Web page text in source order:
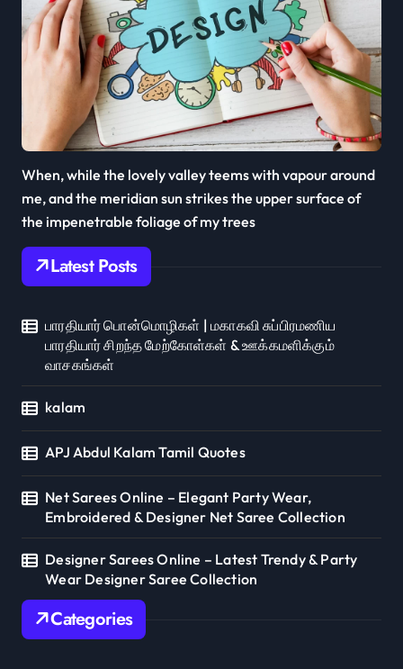
When, while the lovely valley teems with vapour around
me, and the meridian sun strikes the upper surface of
the impenetrable foliage of my trees
Latest Posts
பாரதியார் பொன்மொழிகள் | மகாகவி சுப்பிரமணிய
பாரதியார் சிறந்த மேற்கோள்கள் & ஊக்கமளிக்கும்
வாசகங்கள்
kalam
APJ Abdul Kalam Tamil Quotes
Net Sarees Online – Elegant Party Wear,
Embroidered & Designer Net Saree Collection
Designer Sarees Online – Latest Trendy & Party
Wear Designer Saree Collection
Categories